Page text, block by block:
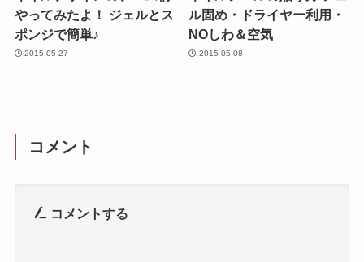
やってみたよ！ ジェルとス
ポンジで簡単♪
2015-05-27
ル固め・ドライヤー利用・
NOしわ＆空気
2015-05-08
コメント
コメントする